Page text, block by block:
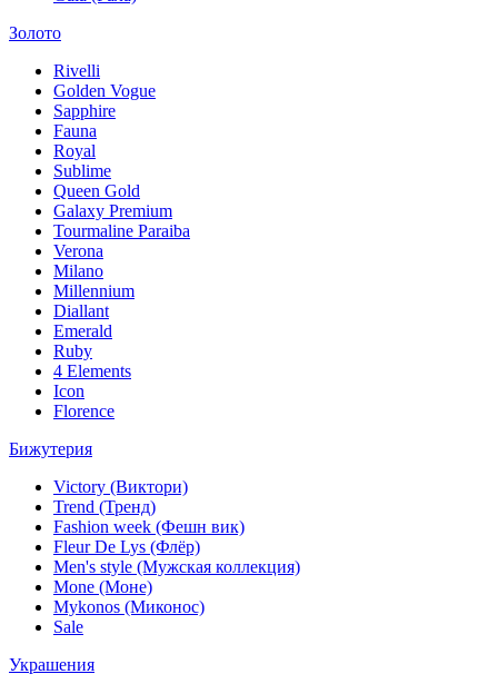
Золото
Rivelli
Golden Vogue
Sapphire
Fauna
Royal
Sublime
Queen Gold
Galaxy Premium
Tourmaline Paraiba
Verona
Milano
Millennium
Diallant
Emerald
Ruby
4 Elements
Icon
Florence
Бижутерия
Victory (Виктори)
Trend (Тренд)
Fashion week (Фешн вик)
Fleur De Lys (Флёр)
Men's style (Мужская коллекция)
Mone (Моне)
Mykonos (Миконос)
Sale
Украшения